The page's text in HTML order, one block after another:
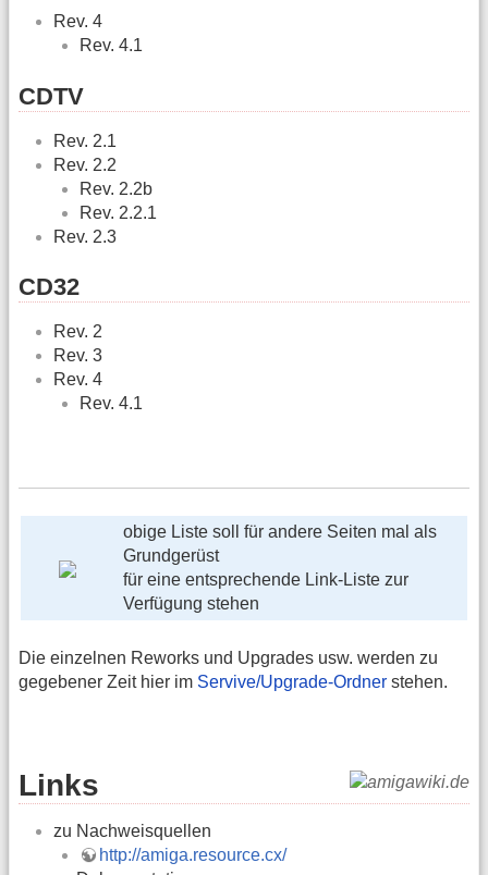
Rev. 4
Rev. 4.1
CDTV
Rev. 2.1
Rev. 2.2
Rev. 2.2b
Rev. 2.2.1
Rev. 2.3
CD32
Rev. 2
Rev. 3
Rev. 4
Rev. 4.1
obige Liste soll für andere Seiten mal als
Grundgerüst
für eine entsprechende Link-Liste zur
Verfügung stehen
Die einzelnen Reworks und Upgrades usw. werden zu
gegebener Zeit hier im Servive/Upgrade-Ordner stehen.
Links
zu Nachweisquellen
http://amiga.resource.cx/